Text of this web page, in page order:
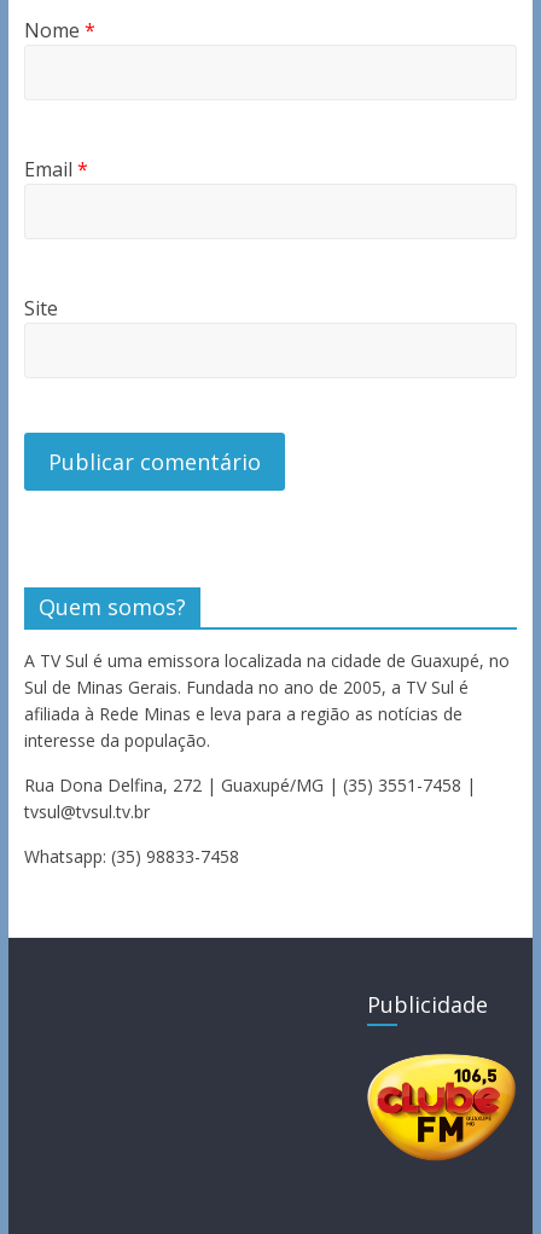
Nome *
Email *
Site
Quem somos?
A TV Sul é uma emissora localizada na cidade de Guaxupé, no
Sul de Minas Gerais. Fundada no ano de 2005, a TV Sul é
afiliada à Rede Minas e leva para a região as notícias de
interesse da população.
Rua Dona Delfina, 272 | Guaxupé/MG | (35) 3551-7458 |
tvsul@tvsul.tv.br
Whatsapp: (35) 98833-7458
Publicidade